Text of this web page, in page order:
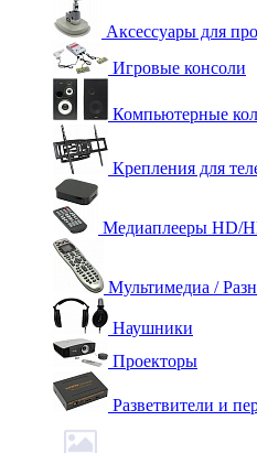
Аксессуары для
Игровые консоли
Компьютерные
Крепления для
Медиаплееры HD/
Мультимедиа /
Наушники
Проекторы
Разветвители и